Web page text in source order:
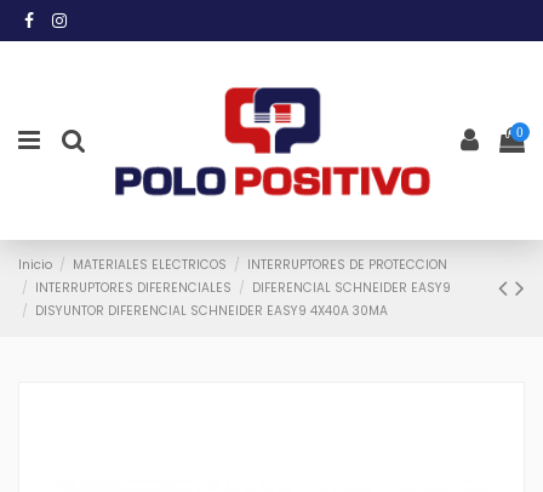
0
Inicio MATERIALES ELECTRICOS
INTERRUPTORES DE PROTECCION
INTERRUPTORES DIFERENCIALES
DIFERENCIAL SCHNEIDER EASY9
DISYUNTOR DIFERENCIAL SCHNEIDER EASY9 4X40A 30MA